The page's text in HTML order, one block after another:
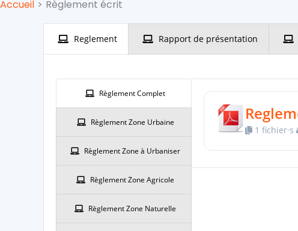
Accueil Règlement écrit
Reglement Rapport de présentation
Règlement Complet
Règlement Zone Urbaine
Règlement Zone à Urbaniser
Règlement Zone Agricole
Règlement Zone Naturelle
1 fichier·s